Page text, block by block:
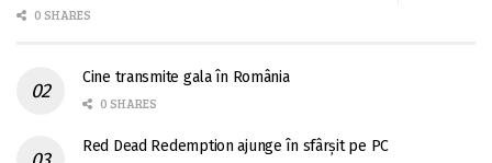
0 SHARES
Cine transmite gala în România
0 SHARES
Red Dead Redemption ajunge în sfârșit pe PC